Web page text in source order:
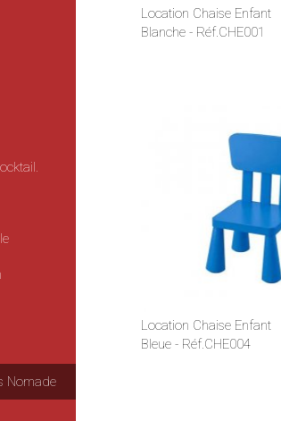
Nomade
Location Chaise Enfant
Blanche - Réf.CHE001
Location Chaise Enfant
Bleue - Réf.CHE004